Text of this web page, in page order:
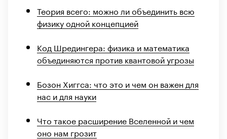
Теория всего: можно ли объединить всю
физику одной концепцией
Код Шредингера: физика и математика
объединяются против квантовой угрозы
Бозон Хиггса: что это и чем он важен для
нас и для науки
Что такое расширение Вселенной и чем
оно нам грозит